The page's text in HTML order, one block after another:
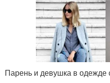
Парень и девушка в одежде